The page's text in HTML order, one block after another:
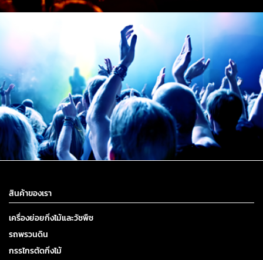
สินค้าของเรา
เครื่องย่อยกิ่งไม้และวัชพืช
รถพรวนดิน
กรรไกรตัดกิ่งไม้